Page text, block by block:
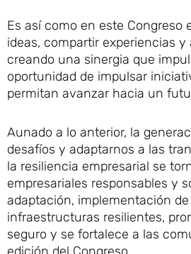
Es así como en este Congreso
ideas, compartir experiencias
creando una sinergia que
oportunidad de impulsar
permitan avanzar hacia un
Aunado a lo anterior, la
desafíos y adaptarnos a las
la resiliencia empresarial se
empresariales responsables y
adaptación, implementación
infraestructuras resilientes,
seguro y se fortalece a las